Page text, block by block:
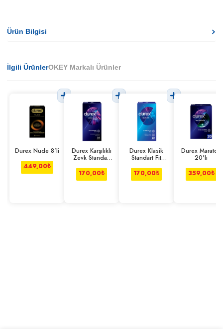
Ürün Bilgisi
İlgili ÜrünlerOKEY Markalı Ürünler
Durex Nude 8'li
449,00₺
Durex Karşılıklı
Zevk Standart
170,00₺
Durex Klasik
Standart Fit
170,00₺
Durex Maraton
20'lı
359,00₺